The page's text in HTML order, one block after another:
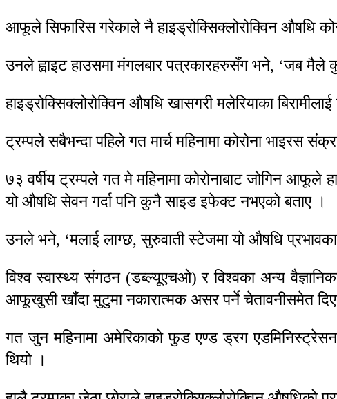
आफूले सिफारिस गरेकाले नै हाइड्रोक्सिक्लोरोक्विन औषधि
उनले ह्वाइट हाउसमा मंगलबार पत्रकारहरुसँग भने, ‘जब मैले
हाइड्रोक्सिक्लोरोक्विन औषधि खासगरी मलेरियाका
ट्रम्पले सबैभन्दा पहिले गत मार्च महिनामा कोरोना भाइरस
७३ वर्षीय ट्रम्पले गत मे महिनामा कोरोनाबाट जोगिन
यो औषधि सेवन गर्दा पनि कुनै साइड इफेक्ट नभएको बताए ।
उनले भने, ‘मलाई लाग्छ, सुरुवाती स्टेजमा यो औषधि
विश्व स्वास्थ्य संगठन (डब्ल्यूएचओ) र विश्वका अन्य
आफूखुसी खाँदा मुटुमा नकारात्मक असर पर्ने चेतावनीसमेत
गत जुन महिनामा अमेरिकाको फुड एण्ड ड्रग एडमिनिस्ट्रेसन
थियो ।